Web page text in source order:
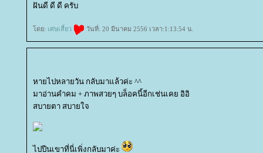
ฝันดี ดี ดี ครับ
ดย: เศษเสี้ยว วันที่: 20 มีนาคม 2556 เวลา:1:13:54 น.
หายไปหลายวัน กลับมาแล้วค่ะ ^^
มาอ่านคำคม + ภาพสวยๆ บล็อคนี้อีกเช่นเคย อิอิ
สบายตา สบายใจ
ไปปีนเขาที่นี่เพิ่งกลับมาค่ะ